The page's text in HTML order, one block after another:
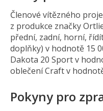
Členové vítězného
z produkce značky
přední, zadní, horní,
doplňky) v hodnotě 15
Dakota 20 Sport v
oblečení Craft v
Pokyny pro